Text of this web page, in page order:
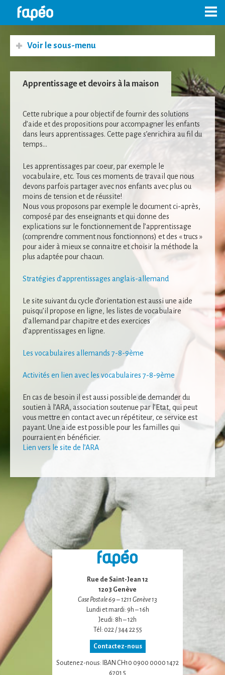
Voir le sous-menu
Apprentissage et devoirs à la maison
Cette rubrique a pour objectif de fournir des solutions
d’aide et des propositions pour accompagner les enfants
dans leurs apprentissages. Cette page s’enrichira au fil du
temps…
Les apprentissages par coeur, par exemple le
vocabulaire, etc. Tous ces moments de travail que nous
devons parfois partager avec nos enfants avec plus ou
moins de tension et de réussite!
Nous vous proposons par exemple le document ci-après,
composé par des enseignants et qui donne des
explications sur le fonctionnement de l’apprentissage
(comprendre comment nous fonctionnons) et des « trucs »
pour aider à mieux se connaitre et choisir la méthode la
plus adaptée pour chacun.
Stratégies d’apprentissages anglais-allemand
Le site suivant du cycle d’orientation est aussi une aide
puisqu’il propose en ligne, les listes de vocabulaire
d’allemand par chapitre et des exercices
d’apprentissages en ligne.
Les vocabulaires allemands 7-8-9ème
Activités en lien avec les vocabulaires 7-8-9ème
En cas de besoin il est aussi possible de demander du
soutien à l’ARA, association soutenue par l’Etat, qui peut
vous mettre en contact avec un répétiteur, ce service est
payant. Une aide est possible pour les familles qui
pourraient en bénéficier.
Lien vers le site de l’ARA
Rue de Saint-Jean 12
1203 Genève
Case Postale 69 – 1211 Genève 13
Lundi et mardi: 9h – 16h
Jeudi: 8h – 12h
Tél: 022 / 344 22 55
Contactez-nous
Soutenez-nous: IBAN CH10 0900 0000 1472
6701 5
Nécessaire
sont pas
sont
nécessaires au
fonctionnement
du site Web.
puissions
du site Web,
Web est
utilisé.
Experience
Afin que notre
site Web
possible lors
de votre visite.
Si vous refusez